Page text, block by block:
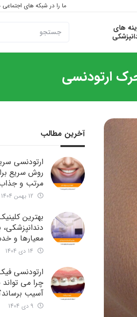
ما را در شبکه های اجتماعی
های
ارتودنسی
آخرین مطالب
ارتودنسی
روش سریع
مرتب و
بهترین
معیارها و
ارتودنسی
چرا می
آسیب